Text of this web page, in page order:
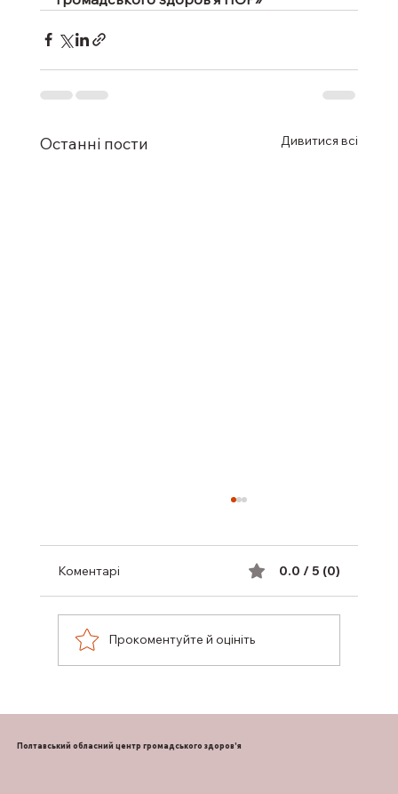
Останні пости Дивитися всі
Коментарі 0.0 / 5 (0)
Прокоментуйте й оцініть
Полтавський обласний центр громадського здоров'я